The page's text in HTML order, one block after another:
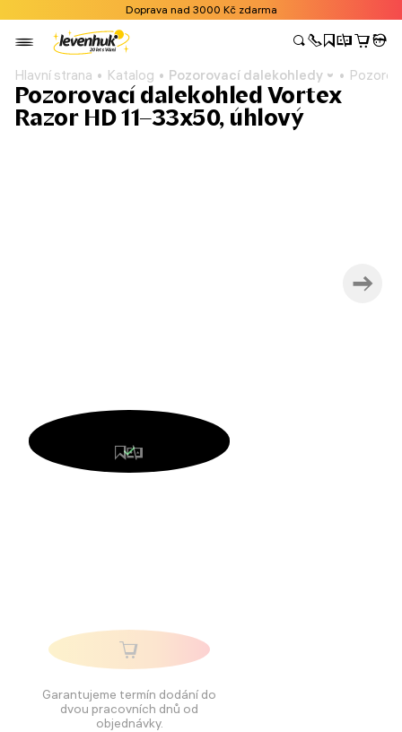
Doprava nad 3000 Kč zdarma
Hlavní strana Katalog Pozorovací dalekohledy
Pozorovací dalekohled Vortex
Razor HD 11–33x50, úhlový
Garantujeme termín dodání do
dvou pracovních dnů od
objednávky.